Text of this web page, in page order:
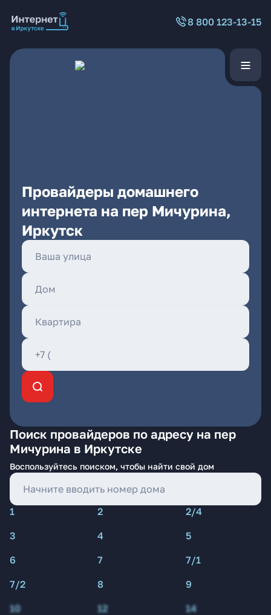
8 800 123-13-15
Провайдеры домашнего
интернета на пер Мичурина,
Иркутск
Поиск провайдеров по адресу на пер
Мичурина в Иркутске
Воспользуйтесь поиском, чтобы найти свой дом
1 2
2/4
3
4
5
6
7
7/1
7/2
8
9
10
12 14